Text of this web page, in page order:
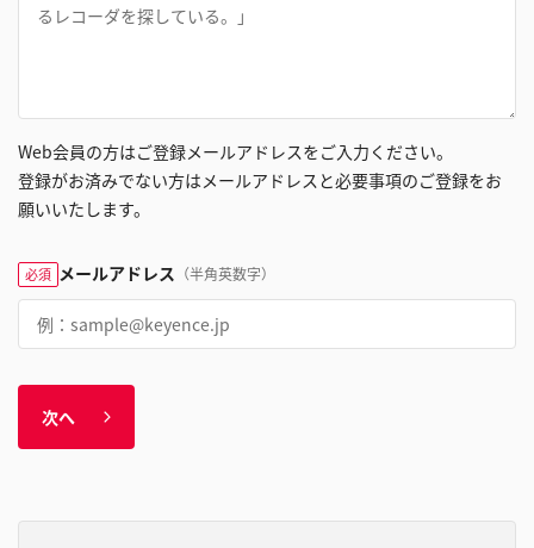
Web会員の方はご登録メールアドレスをご入力ください。
登録がお済みでない方はメールアドレスと必要事項のご登録をお
願いいたします。
必須 メールアドレス （半角英数字）
次へ